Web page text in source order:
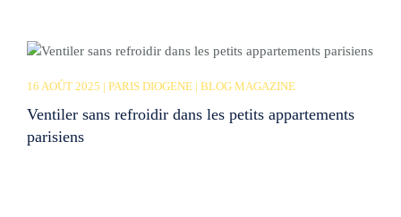
16 AOÛT 2025 | PARIS DIOGENE | BLOG MAGAZINE
Ventiler sans refroidir dans les petits appartements
parisiens